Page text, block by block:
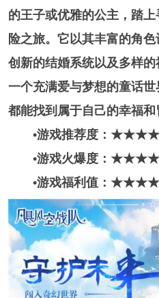
的王子或优雅的公主，踏
险之旅。它以其丰富的角色
创新的结婚系统以及多样
一个充满爱与梦想的童话
都能找到属于自己的幸福和
•游戏推荐度：★★★★
•游戏火爆度：★★★★
•游戏福利值：★★★★